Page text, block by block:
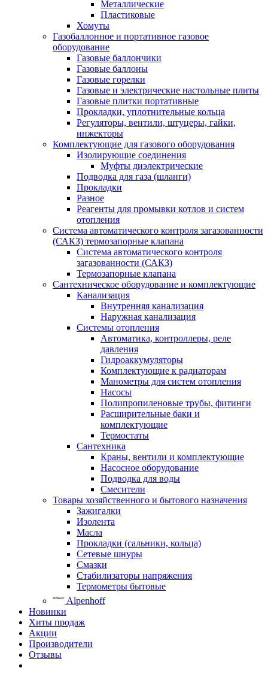
Металлические
Пластиковые
Хомуты
Газобаллонное и портативное газовое
оборудование
Газовые баллончики
Газовые баллоны
Газовые горелки
Газовые и электрические настольные плиты
Газовые плитки портативные
Прокладки, уплотнительные кольца
Регуляторы, вентили, штуцеры, гайки,
инжекторы
Комплектующие для газового оборудования
Изолирующие соединения
Муфты диэлектрические
Подводка для газа (шланги)
Прокладки
Разное
Реагенты для промывки котлов и систем
отопления
Система автоматического контроля загазованности
(САКЗ) термозапорные клапана
Система автоматического контроля
загазованности (САКЗ)
Термозапорные клапана
Сантехническое оборудование и комплектующие
Канализация
Внутренняя канализация
Наружная канализация
Системы отопления
Автоматика, контроллеры, реле
давления
Гидроаккумуляторы
Комплектующие к радиаторам
Манометры для систем отопления
Насосы
Полипропиленовые трубы, фитинги
Расширительные баки и
комплектующие
Термостаты
Сантехника
Краны, вентили и комплектующие
Насосное оборудование
Подводка для воды
Смесители
Товары хозяйственного и бытового назначения
Зажигалки
Изолента
Масла
Прокладки (сальники, кольца)
Сетевые шнуры
Смазки
Стабилизаторы напряжения
Термометры бытовые
Alpenhoff
Новинки
Хиты продаж
Акции
Производители
Отзывы